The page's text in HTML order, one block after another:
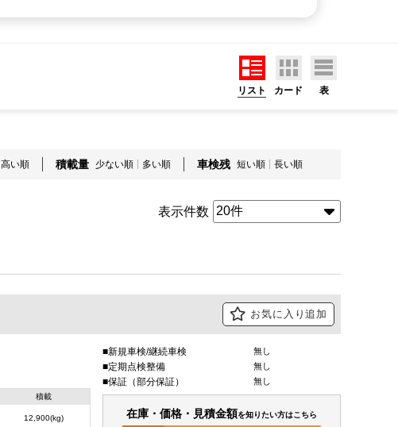
リスト カード 表
高い順 積載量 少ない順 多い順 車検残 短い順 長い順
表示件数
お気に入り追加
積載
12,900(kg)
新規車検/継続車検 無し
定期点検整備 無し
保証（部分保証） 無し
在庫・価格・見積金額を知りたい方はこちら